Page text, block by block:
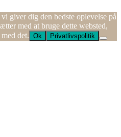
giver dig den bedste oplevelse på
med at bruge dette websted,
det. Ok Privatlivspolitik